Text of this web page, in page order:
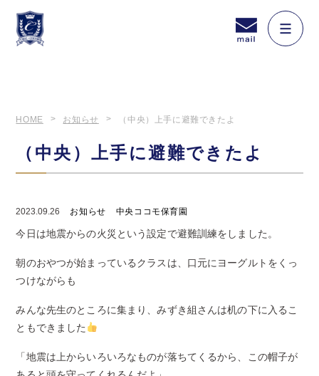
HOME お知らせ （中央）上手に避難できたよ
（中央）上手に避難できたよ
2023.09.26 お知らせ 中央ココモ保育園
今日は地震からの火災という設定で避難訓練をしました。
朝のおやつが始まっているクラスは、口元にヨーグルトをくっ
つけながらも
みんな先生のところに集まり、みずき組さんは机の下に入るこ
ともできました
「地震は上からいろいろなものが落ちてくるから、この帽子が